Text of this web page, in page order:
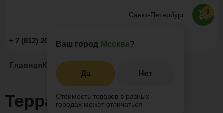
Санкт-Петербург
Ваш город Москва?
Да Нет
Стоимость товаров в разных
городах может отличаться
+ 7 (812) 209-19-59 Заказать звонок
0
Главная Каталог Террасная доска ДПК
Террасная доска для